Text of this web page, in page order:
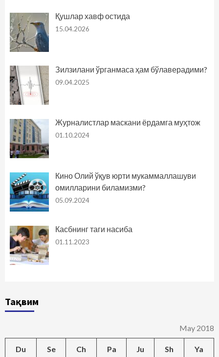
Қушлар хавф остида
15.04.2026
Зилзилани ўрганмаса ҳам бўлаверадими?
09.04.2025
Журналистлар маскани ёрдамга муҳтож
01.10.2024
Кино Олий ўқув юрти мукаммаллашуви
омилларини биламизми?
05.09.2024
Касбнинг таги насиба
01.11.2023
Тақвим
May 2018
Du Se Ch Pa Ju Sh Ya